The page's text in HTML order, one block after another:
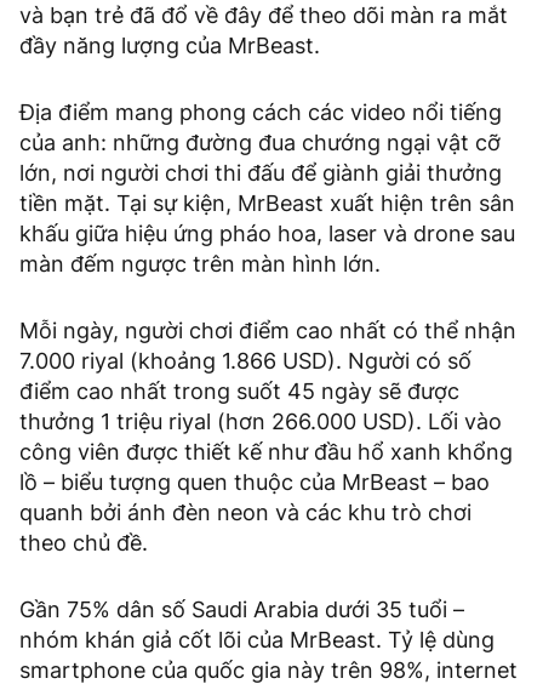
và bạn trẻ đã đổ về đây để theo dõi màn ra mắt
đầy năng lượng của MrBeast.
Địa điểm mang phong cách các video nổi tiếng
của anh: những đường đua chướng ngại vật cỡ
lớn, nơi người chơi thi đấu để giành giải thưởng
tiền mặt. Tại sự kiện, MrBeast xuất hiện trên sân
khấu giữa hiệu ứng pháo hoa, laser và drone sau
màn đếm ngược trên màn hình lớn.
Mỗi ngày, người chơi điểm cao nhất có thể nhận
7.000 riyal (khoảng 1.866 USD). Người có số
điểm cao nhất trong suốt 45 ngày sẽ được
thưởng 1 triệu riyal (hơn 266.000 USD). Lối vào
công viên được thiết kế như đầu hổ xanh khổng
lồ – biểu tượng quen thuộc của MrBeast – bao
quanh bởi ánh đèn neon và các khu trò chơi
theo chủ đề.
Gần 75% dân số Saudi Arabia dưới 35 tuổi –
nhóm khán giả cốt lõi của MrBeast. Tỷ lệ dùng
smartphone của quốc gia này trên 98%, internet